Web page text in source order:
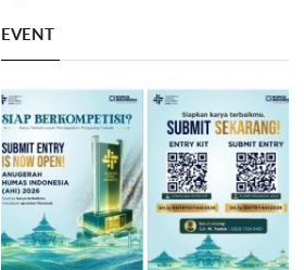
EVENT
Previous Next